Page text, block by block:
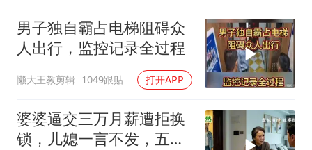
男子独自霸占电梯阻碍众
人出行，监控记录全过程
懒大王教剪辑 1049跟贴 打开APP
婆婆逼交三万月薪遭拒换
锁，儿媳一言不发，五天